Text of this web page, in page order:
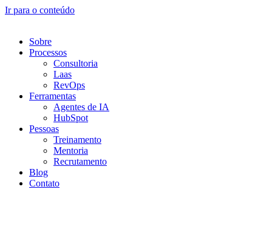
Ir para o conteúdo
Sobre
Processos
Consultoria
Laas
RevOps
Ferramentas
Agentes de IA
HubSpot
Pessoas
Treinamento
Mentoria
Recrutamento
Blog
Contato